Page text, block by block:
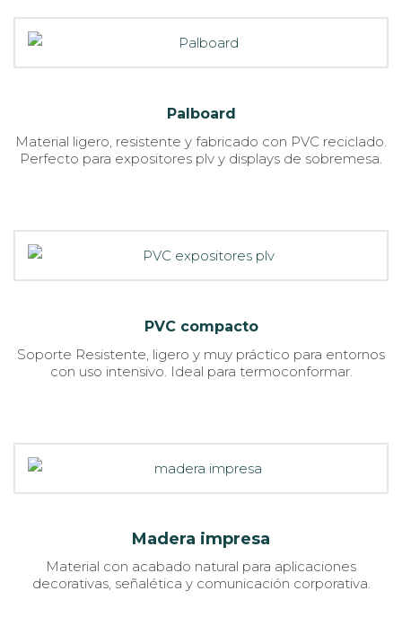
Palboard
Material ligero, resistente y fabricado con PVC reciclado.
Perfecto para expositores plv y displays de sobremesa.
PVC compacto
Soporte Resistente, ligero y muy práctico para entornos
con uso intensivo. Ideal para termoconformar.
Madera impresa
Material con acabado natural para aplicaciones
decorativas, señalética y comunicación corporativa.